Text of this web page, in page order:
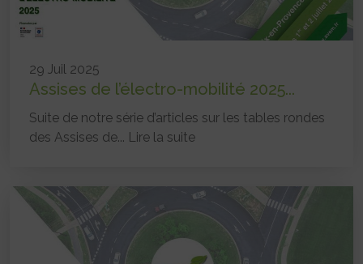
29 Juil 2025
Assises de l’électro-mobilité 2025...
Suite de notre série d’articles sur les tables rondes
des Assises de... Lire la suite